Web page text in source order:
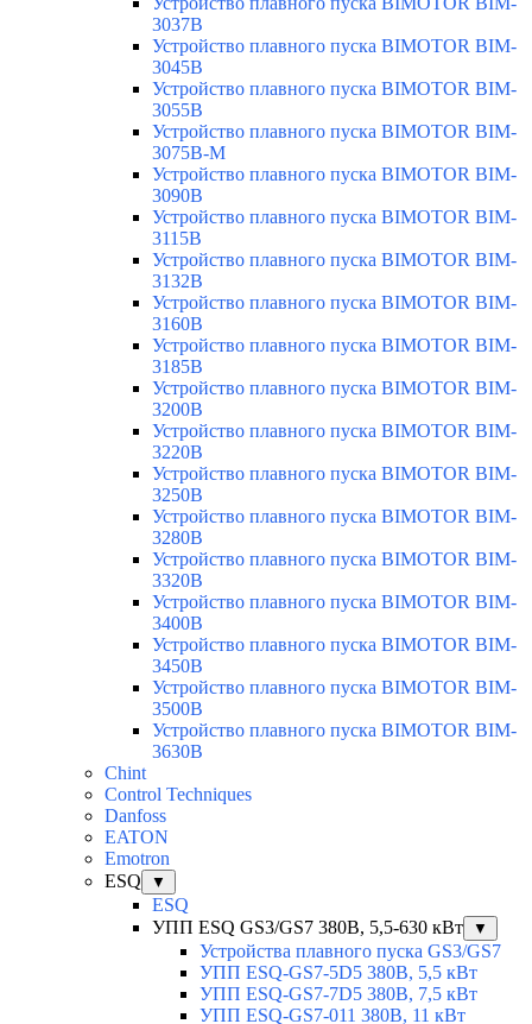
3037B
Устройство плавного пуска BIMOTOR BIM-
3045B
Устройство плавного пуска BIMOTOR BIM-
3055B
Устройство плавного пуска BIMOTOR BIM-
3075B-M
Устройство плавного пуска BIMOTOR BIM-
3090B
Устройство плавного пуска BIMOTOR BIM-
3115B
Устройство плавного пуска BIMOTOR BIM-
3132B
Устройство плавного пуска BIMOTOR BIM-
3160B
Устройство плавного пуска BIMOTOR BIM-
3185B
Устройство плавного пуска BIMOTOR BIM-
3200B
Устройство плавного пуска BIMOTOR BIM-
3220B
Устройство плавного пуска BIMOTOR BIM-
3250B
Устройство плавного пуска BIMOTOR BIM-
3280B
Устройство плавного пуска BIMOTOR BIM-
3320B
Устройство плавного пуска BIMOTOR BIM-
3400B
Устройство плавного пуска BIMOTOR BIM-
3450B
Устройство плавного пуска BIMOTOR BIM-
3500B
Устройство плавного пуска BIMOTOR BIM-
3630B
Chint
Control Techniques
Danfoss
EATON
Emotron
ESQ
▼
ESQ
УПП ESQ GS3/GS7 380В, 5,5-630 кВт
▼
Устройства плавного пуска GS3/GS7
УПП ESQ-GS7-5D5 380В, 5,5 кВт
УПП ESQ-GS7-7D5 380В, 7,5 кВт
УПП ESQ-GS7-011 380В, 11 кВт